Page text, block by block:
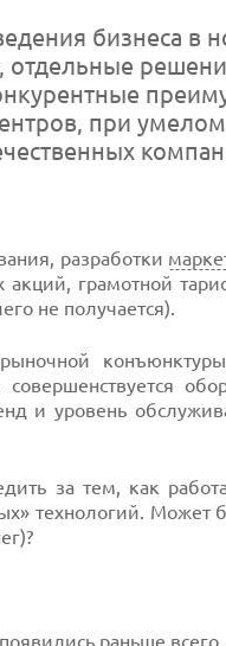
бизнеса в
отдельные
при умелом
разработки
грамотной
не получается).
и уровень
за тем, как
технологий. Может
появились раньше